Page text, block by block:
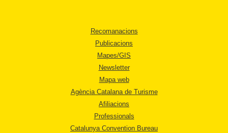
Recomanacions
Publicacions
Mapes/GIS
Newsletter
Mapa web
Agència Catalana de Turisme
Afiliacions
Professionals
Catalunya Convention Bureau